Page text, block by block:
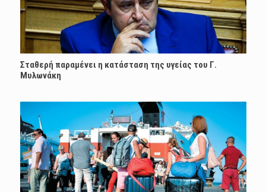
Σταθερή παραμένει η κατάσταση της υγείας του Γ.
Μυλωνάκη